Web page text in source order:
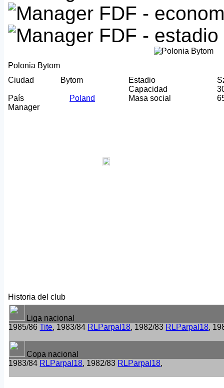
Polonia Bytom
Ciudad
Bytom Estadio
Capacidad
País
Poland Masa social
Manager
Historia del club
Liga nacional
1985/86Tite, 1983/84 RLParpal18, 1982/83 RLParpal18,
Copa nacional
1983/84 RLParpal18, 1982/83 RLParpal18,